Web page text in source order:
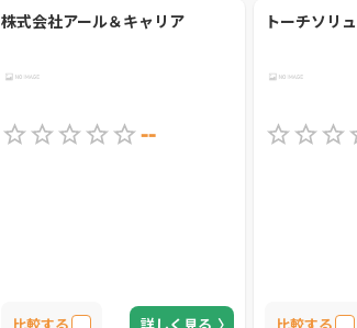
株式会社アール＆キャリア
--
比較する 詳しく見る
トーチソリ
比較する